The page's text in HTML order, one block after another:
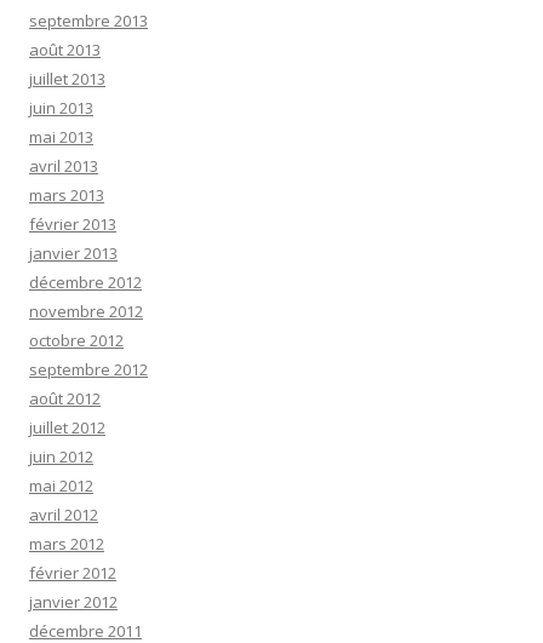
septembre 2013
août 2013
juillet 2013
juin 2013
mai 2013
avril 2013
mars 2013
février 2013
janvier 2013
décembre 2012
novembre 2012
octobre 2012
septembre 2012
août 2012
juillet 2012
juin 2012
mai 2012
avril 2012
mars 2012
février 2012
janvier 2012
décembre 2011